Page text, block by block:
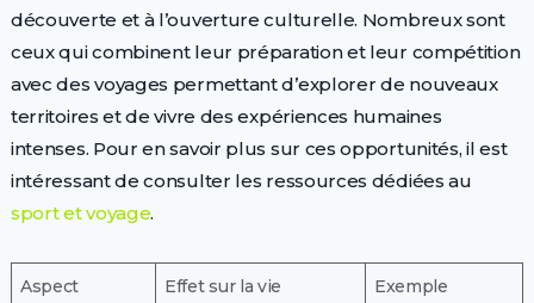
découverte et à l’ouverture culturelle. Nombreux sont
ceux qui combinent leur préparation et leur compétition
avec des voyages permettant d’explorer de nouveaux
territoires et de vivre des expériences humaines
intenses. Pour en savoir plus sur ces opportunités, il est
intéressant de consulter les ressources dédiées au
sport et voyage.
Aspect
Effet sur la vie
Exemple